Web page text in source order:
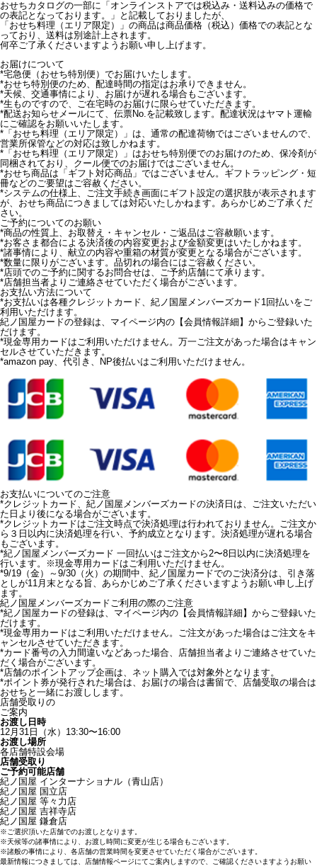
おせちカタログの一部に「オンラインストアでは税込み・送料込みの価格で
の表記となっております。」と記載しておりましたが、
「おせち料理（エリア限定）」の商品は商品価格（税込）価格での表記とな
っており、送料は別途計上されます。
何卒ご了承くださいますようお願い申し上げます。
お届けについて
*宅急便（おせち特別便）でお届けいたします。
*おせち特別便のため、配達時間の指定はお承りできません。
*天候、交通事情により、お届けが遅れる場合もございます。
*生ものですので、ご在宅時のお届けに限らせていただきます。
*配送お知らせメールにて、伝票No.を記載致します。配達状況はヤマト運輸
にご確認をお願いいたします。
* 「おせち料理（エリア限定）」は、通常の配達荷物ではございませんので、
営業所保管などの対応は致しかねます。
* 「おせち料理（エリア限定）」はおせち特別便でのお届けのため、保冷剤が
同梱されており、クール便でのお届けではございません。
*おせち商品は「ギフト対応商品」ではございません。ギフトラッピング・短
冊などのご要望はご容赦ください。
*システムの仕様上、ご注文手続き画面にギフト設定の選択肢が表示されます
が、おせち商品につきましては対応いたしかねます。あらかじめご了承くだ
さい。
ご予約についてのお願い
*商品の性質上、お取替え・キャンセル・ご返品はご容赦願います。
*お客さま都合による決済後の内容変更および金額変更はいたしかねます。
*諸事情により、献立の内容や重箱の材質が変更となる場合がございます。
*数量に限りがございます。品切れの場合にはご容赦ください。
*店頭でのご予約に関するお問合せは、ご予約店舗にて承ります。
*店舗担当者よりご連絡させていただく場合がございます。
お支払い方法について
*お支払いは各種クレジットカード、紀ノ国屋メンバーズカード1回払いをご
利用いただけます。
紀ノ国屋カードの登録は、マイページ内の 【会員情報詳細】 からご登録いた
だけます。
*現金専用カードはご利用いただけません。万一ご注文があった場合はキャン
セルさせていただきます。
*amazon pay、代引き、NP後払いはご利用いただけません。
お支払いについてのご注意
*クレジットカード、紀ノ国屋メンバーズカードの決済日は、ご注文いただい
た日より後になる場合がございます。
*クレジットカードはご注文時点で決済処理は行われておりません。ご注文か
ら３日以内に決済処理を行い、予約成立となります。決済処理が遅れる場合
もございます。
*紀ノ国屋メンバーズカード 一回払いはご注文から2〜8日以内に決済処理を
行います。
※現金専用カードはご利用いただけません。
*9/19（金）～9/30（火）の期間中、紀ノ国屋カードでのご決済分は、引き落
としが11月末となる旨、あらかじめご了承くださいますようお願い申し上げ
ます。
紀ノ国屋メンバーズカードご利用の際のご注意
*紀ノ国屋カードの登録は、マイページ内の 【会員情報詳細】 からご登録いた
だけます。
*現金専用カードはご利用いただけません。ご注文があった場合はご注文をキ
ャンセルさせていただきます。
*カード番号の入力間違いなどあった場合、店舗担当者よりご連絡させていた
だく場合がございます。
*店舗のポイントアップ企画は、ネット購入では対象外となります。
*ポイント券が発行された場合は、お届けの場合は書留で、店舗受取の場合は
おせちと一緒にお渡しします。
店舗受取りの
ご案内
お渡し日時
12月31日（水）13:30〜16:00
お渡し場所
各店舗特設会場
店舗受取り
ご予約可能店舗
紀ノ国屋 インターナショナル（青山店）
紀ノ国屋 国立店
紀ノ国屋 等々力店
紀ノ国屋 吉祥寺店
紀ノ国屋 鎌倉店
※ ご選択頂いた店舗でのお渡しとなります。
※天候等の諸事情により、お渡し時間に変更が生じる場合もございます。
※諸般の事情により、各店舗の営業時間を変更させていただく場合がございます。
最新情報につきましては、店舗情報ページにてご案内しますので、ご確認くださいますようお願い